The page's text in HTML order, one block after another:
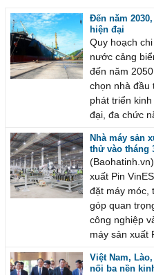
Đến năm
hiện đại
Quy hoạch
nước cảng
đến năm
chọn nhà đầu
phát triển
đại, đa chức
Nhà máy sản
thử vào tháng
xuất Pin
đặt máy móc,
góp quan
công nghiệp
máy sản xuất
Việt Nam,
nối ba nền